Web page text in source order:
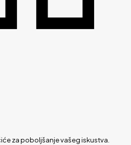
za poboljšanje vašeg iskustva.